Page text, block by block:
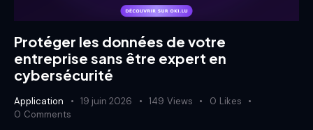
Protéger les données de votre
entreprise sans être expert en
cybersécurité
Application 19 juin 2026 149 Views 0 Likes
0 Comments